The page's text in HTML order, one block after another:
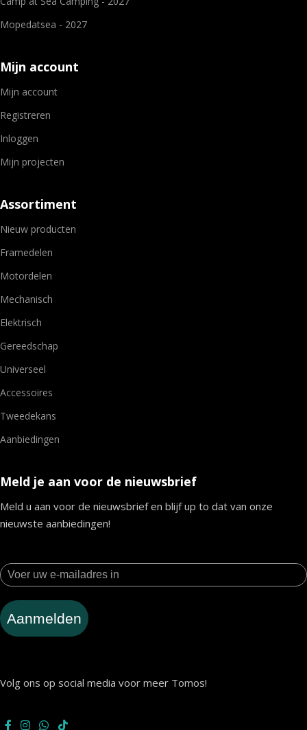
Mopedatsea - 2027
Mijn account
Mijn account
Registreren
Inloggen
Mijn projecten
Assortiment
Nieuw producten
Framedelen
Motordelen
Mechanisch
Elektrisch
Gereedschap
Universeel
Accessoires
Tweedekans
Aanbiedingen
Meld je aan voor de nieuwsbrief
Meld u aan voor de nieuwsbrief en blijf up to dat van onze
nieuwste aanbiedingen!
Aanmelden
Volg ons op social media voor meer Tomos!